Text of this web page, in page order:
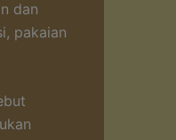
dan
pakaian